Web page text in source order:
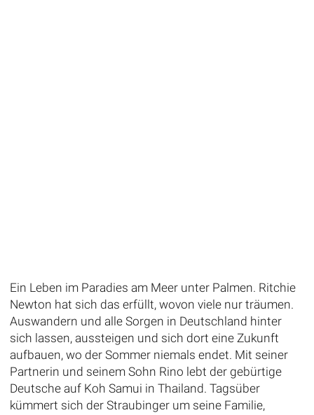
Ein Leben im Paradies am Meer unter Palmen. Ritchie
Newton hat sich das erfüllt, wovon viele nur träumen.
Auswandern und alle Sorgen in Deutschland hinter
sich lassen, aussteigen und sich dort eine Zukunft
aufbauen, wo der Sommer niemals endet. Mit seiner
Partnerin und seinem Sohn Rino lebt der gebürtige
Deutsche auf Koh Samui in Thailand. Tagsüber
kümmert sich der Straubinger um seine Familie,